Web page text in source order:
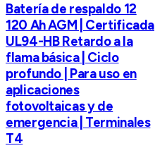
Batería de respaldo 12
120 Ah AGM | Certificada
UL94-HB Retardo a la
flama básica | Ciclo
profundo | Para uso en
aplicaciones
fotovoltaicas y de
emergencia | Terminales
T4